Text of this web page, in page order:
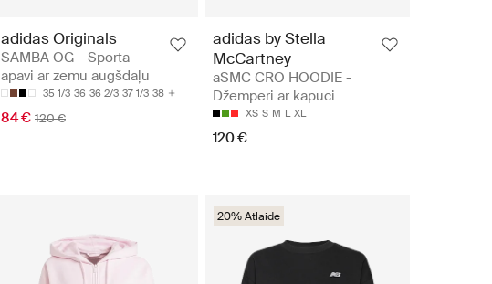
adidas Originals
SAMBA OG - Sporta
apavi ar zemu augšdaļu
35 1/3 36 36 2/3 37 1/3 38
84 € 120 €
adidas by Stella
McCartney
aSMC CRO HOODIE -
Džemperi ar kapuci
XS S M L XL
120 €
20% Atlaide